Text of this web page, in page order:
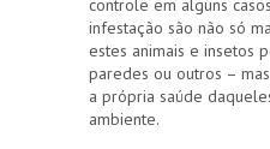
controle em alguns
infestação são não só
estes animais e insetos
paredes ou outros –
a própria saúde
ambiente.